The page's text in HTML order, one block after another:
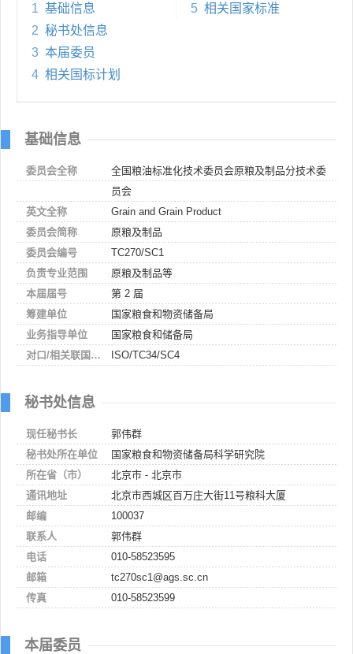
1 基础信息
2 秘书处信息
3 本届委员
4 相关国标计划
5 相关国家标准
基础信息
委员会全称
全国粮油标准化技术委员会原粮及制品分技术委
员会
英文全称
Grain and Grain Product
委员会简称
原粮及制品
委员会编号
TC270/SC1
负责专业范围
原粮及制品等
本届届号
第 2 届
筹建单位
国家粮食和物资储备局
业务指导单位
国家粮食和储备局
对口/相关联国际组织
ISO/TC34/SC4
秘书处信息
现任秘书长
郭伟群
秘书处所在单位
国家粮食和物资储备局科学研究院
所在省（市）
北京市 - 北京市
通讯地址
北京市西城区百万庄大街11号粮科大厦
邮编
100037
联系人
郭伟群
电话
010-58523595
邮箱
tc270sc1@ags.sc.cn
传真
010-58523599
本届委员